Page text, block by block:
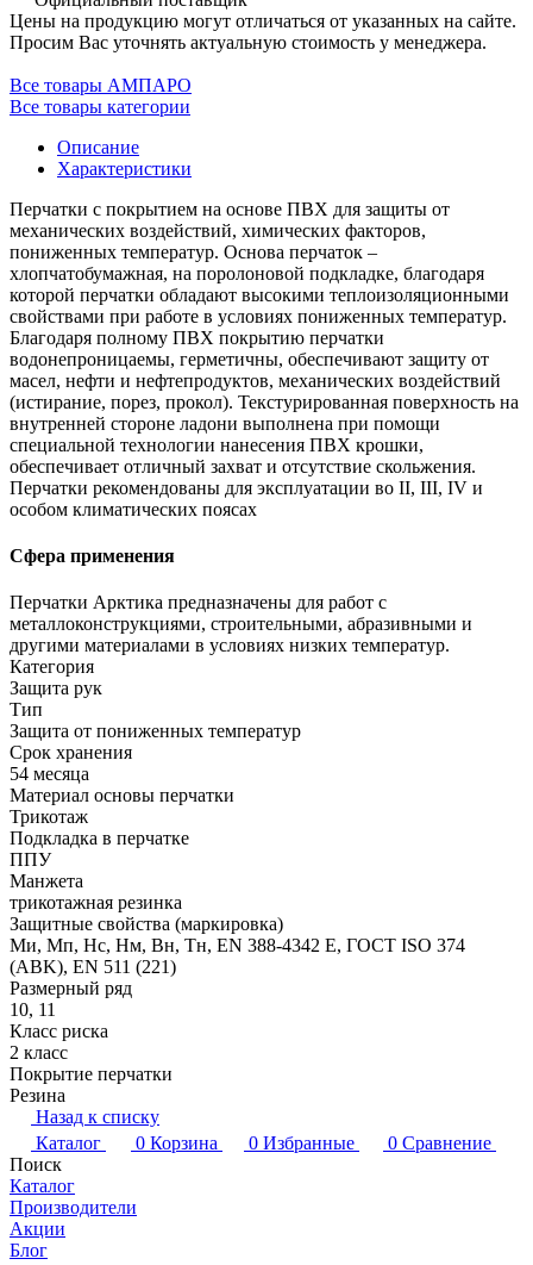
Цены на продукцию могут отличаться от указанных на сайте.
Просим Вас уточнять актуальную стоимость у менеджера.
Все товары АМПАРО
Все товары категории
Описание
Характеристики
Перчатки с покрытием на основе ПВХ для защиты от
механических воздействий, химических факторов,
пониженных температур. Основа перчаток –
хлопчатобумажная, на поролоновой подкладке, благодаря
которой перчатки обладают высокими теплоизоляционными
свойствами при работе в условиях пониженных температур.
Благодаря полному ПВХ покрытию перчатки
водонепроницаемы, герметичны, обеспечивают защиту от
масел, нефти и нефтепродуктов, механических воздействий
(истирание, порез, прокол). Текстурированная поверхность на
внутренней стороне ладони выполнена при помощи
специальной технологии нанесения ПВХ крошки,
обеспечивает отличный захват и отсутствие скольжения.
Перчатки рекомендованы для эксплуатации во II, III, IV и
особом климатических поясах
Сфера применения
Перчатки Арктика предназначены для работ с
металлоконструкциями, строительными, абразивными и
другими материалами в условиях низких температур.
Категория
Защита рук
Тип
Защита от пониженных температур
Срок хранения
54 месяца
Материал основы перчатки
Трикотаж
Подкладка в перчатке
ППУ
Манжета
трикотажная резинка
Защитные свойства (маркировка)
Ми, Мп, Нс, Нм, Вн, Тн, EN 388-4342 Е, ГОСТ ISO 374
(ABK), EN 511 (221)
Размерный ряд
10, 11
Класс риска
2 класс
Покрытие перчатки
Резина
Назад к списку
Каталог
0 Корзина 0 Избранные 0 Сравнение
Поиск
Каталог
Производители
Акции
Блог